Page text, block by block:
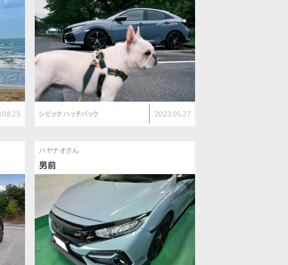
シビック ハッチバック 2023.05.27
ハヤナオさん
男前